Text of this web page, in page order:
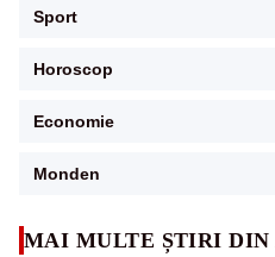
MAI MULTE ȘTIRI DIN
Sport
Horoscop
Economie
Monden